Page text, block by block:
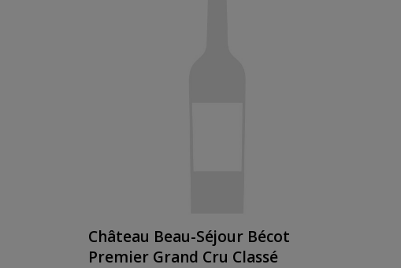
Château Beau-Séjour Bécot
Premier Grand Cru Classé